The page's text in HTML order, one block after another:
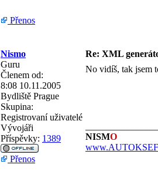
Přenos
Nismo
Re: XML
Guru
Členem od:
8:08 10.11.2005
Bydliště Prague
Skupina:
Registrovaní uživatelé
Vývojáři
Příspěvky: 1389
No vidíš, tak jsem
NISMO
Přenos